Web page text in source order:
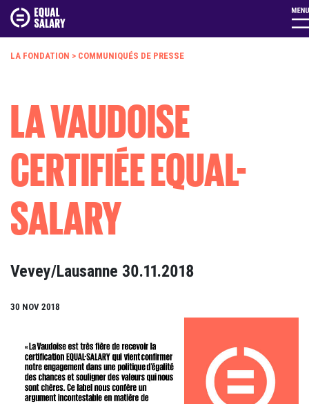
LA FONDATION > COMMUNIQUÉS DE PRESSE
LA VAUDOISE
CERTIFIÉE EQUAL-
SALARY
Vevey/Lausanne 30.11.2018
30 NOV 2018